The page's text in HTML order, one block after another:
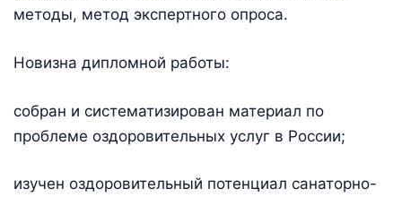
методы, метод экспертного опроса.
Новизна дипломной работы:
собран и систематизирован материал по
проблеме оздоровительных услуг в России;
изучен оздоровительный потенциал санаторно-